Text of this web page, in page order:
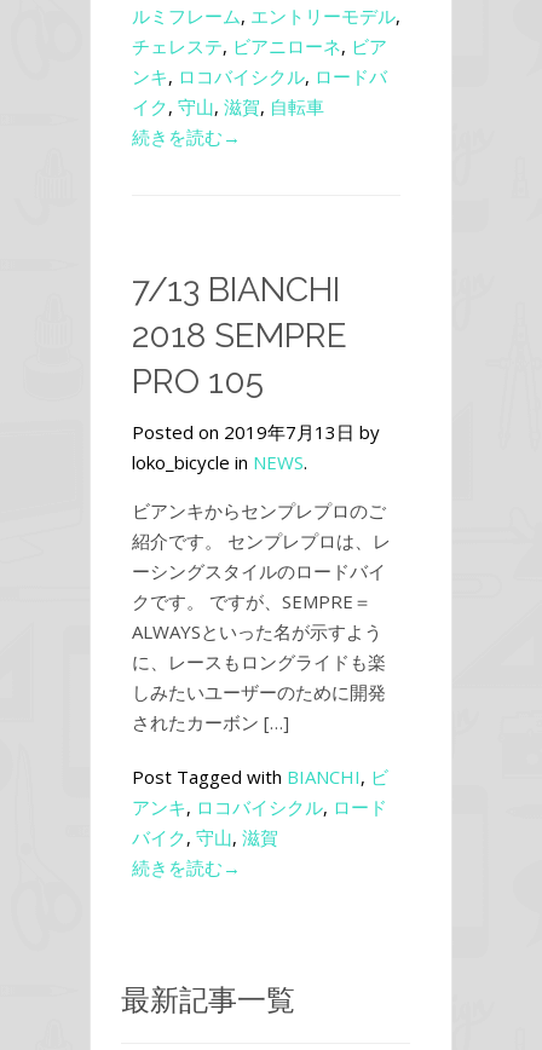
ルミフレーム, エントリーモデル,
チェレステ, ビアニローネ, ビア
ンキ, ロコバイシクル, ロードバ
イク, 守山, 滋賀, 自転車
続きを読む→
7/13 BIANCHI
2018 SEMPRE
PRO 105
Posted on 2019年7月13日 by
loko_bicycle in NEWS.
ビアンキからセンプレプロのご
紹介です。 センプレプロは、レ
ーシングスタイルのロードバイ
クです。 ですが、SEMPRE＝
ALWAYSといった名が示すよう
に、レースもロングライドも楽
しみたいユーザーのために開発
されたカーボン […]
Post Tagged with BIANCHI, ビ
アンキ, ロコバイシクル, ロード
バイク, 守山, 滋賀
続きを読む→
最新記事一覧